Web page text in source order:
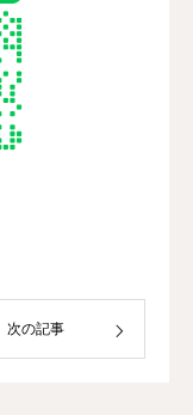
次の記事